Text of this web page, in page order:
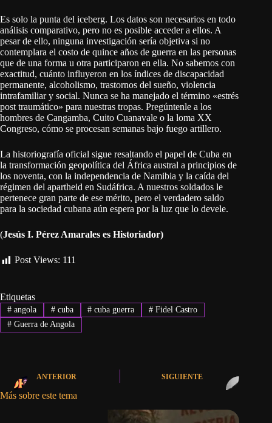
Es solo la punta del iceberg. Los datos son necesarios en todo
análisis comparativo, pero no es posible acceder a ellos. A
pesar de ello, ninguna investigación sería objetiva si no
contemplara el costo de quince años de guerra en las personas
que de una forma u otra participaron en ella. No sabemos con
exactitud, cuánto influyeron en los índices de discapacidad
permanente, alcoholismo, trastornos del sueño, violencia
intrafamiliar y social. Nunca se ha manejado el término «estrés
post traumático» para nuestras tropas. Pregúntenle a los
hombres de Cangamba, Cuito Cuanavale o la loma XX
Congreso, cómo se procesan semanas bajo fuego artillero.
La historiografía oficial sigue resaltando el papel de Cuba en
la transformación geopolítica del África austral a principios de
los noventa, con la independencia de Namibia y la caída del
régimen del apartheid en Sudáfrica. A nuestros soldados le
pertenece gran parte de ese mérito, pero el verdadero saldo
para la sociedad cubana aún espera por la luz que lo devele.
(Jesús I. Pérez Amarales es Historiador)
Post Views: 111
Etiquetas
#angola #cuba # cuba guerra # Fidel Castro
#Guerra de Angola
ANTERIOR SIGUIENTE
Más sobre este tema